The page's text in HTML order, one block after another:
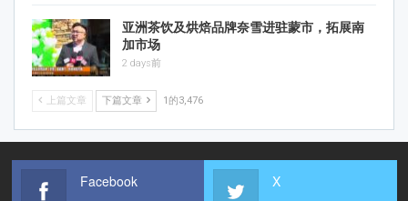
亚洲茶饮及烘焙品牌奈雪进驻蒙市，拓展南
加市场
2 days前
上篇文章 下篇文章 1的3,476
Facebook X